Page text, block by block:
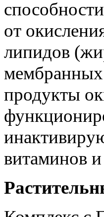
от
липидов
мембранных
продукты
витаминов